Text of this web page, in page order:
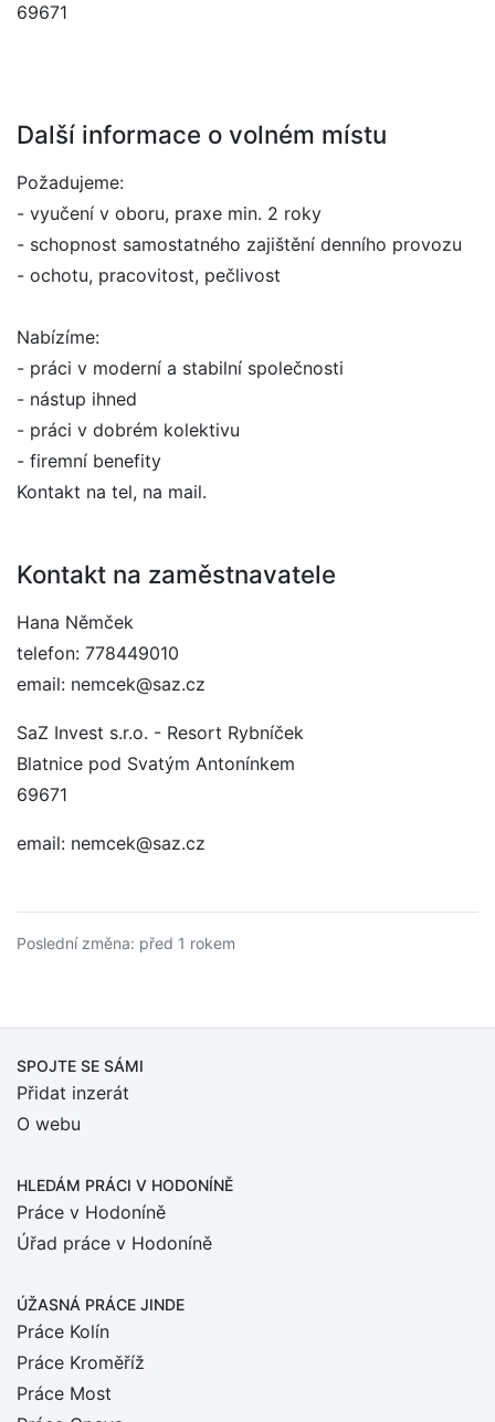
69671
Další informace o volném místu
Požadujeme:
- vyučení v oboru, praxe min. 2 roky
- schopnost samostatného zajištění denního provozu
- ochotu, pracovitost, pečlivost
Nabízíme:
- práci v moderní a stabilní společnosti
- nástup ihned
- práci v dobrém kolektivu
- firemní benefity
Kontakt na tel, na mail.
Kontakt na zaměstnavatele
Hana Němček
telefon: 778449010
email: nemcek@saz.cz
SaZ Invest s.r.o. - Resort Rybníček
Blatnice pod Svatým Antonínkem
69671
email: nemcek@saz.cz
Poslední změna: před 1 rokem
SPOJTE SE SÁMI
Přidat inzerát
O webu
HLEDÁM PRÁCI V HODONÍNĚ
Práce v Hodoníně
Úřad práce v Hodoníně
ÚŽASNÁ PRÁCE JINDE
Práce Kolín
Práce Kroměříž
Práce Most